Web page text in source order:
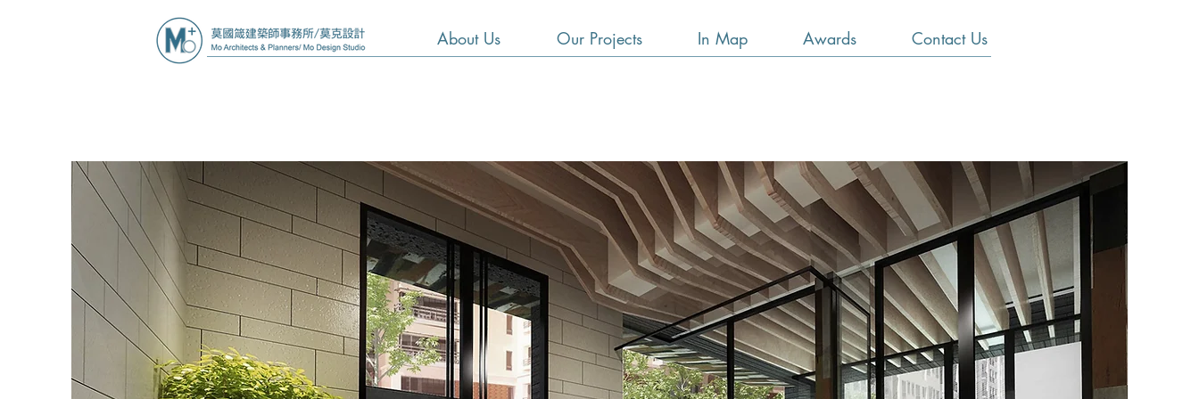
About Us Our Projects In Map Awards Contact Us